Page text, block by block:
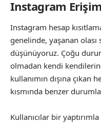
Instagram
Instagram hesap
genelinde, yaşanan
düşünüyoruz. Çoğu
olmadan kendi
kullanımın dışına
kısmında benzer
Kullanıcılar bir